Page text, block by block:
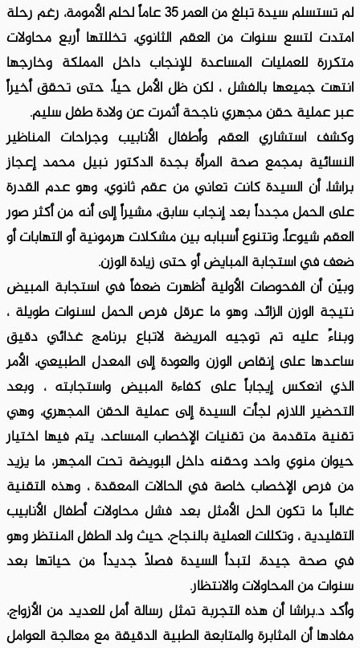
لم تستسلم سيدة تبلغ من العمر 35 عاماً لحلم الأمومة، رغم رحلة
امتدت لتسع سنوات من العقم الثانوي، تخللتها أربع محاولات
متكررة للعمليات المساعدة للإنجاب داخل المملكة وخارجها
انتهت جميعها بالفشل ، لكن ظل الأمل حياً، حتى تحقق أخيراً
عبر عملية حقن مجهري ناجحة أثمرت عن ولادة طفل سليم.
وكشف استشاري العقم وأطفال الأنابيب وجراحات المناظير
النسائية بمجمع صحة المرأة بجدة الدكتور نبيل محمد إعجاز
براشا، أن السيدة كانت تعاني من عقم ثانوي، وهو عدم القدرة
على الحمل مجدداً بعد إنجاب سابق، مشيراً إلى أنه من أكثر صور
العقم شيوعاً، وتتنوع أسبابه بين مشكلات هرمونية أو التهابات أو
ضعف في استجابة المبايض أو حتى زيادة الوزن.
وبيّن أن الفحوصات الأولية أظهرت ضعفاً في استجابة المبيض
نتيجة الوزن الزائد، وهو ما عرقل فرص الحمل لسنوات طويلة ،
وبناءً عليه تم توجيه المريضة لاتباع برنامج غذائي دقيق
ساعدها على إنقاص الوزن والعودة إلى المعدل الطبيعي، الأمر
الذي انعكس إيجاباً على كفاءة المبيض واستجابته ، وبعد
التحضير اللازم لجأت السيدة إلى عملية الحقن المجهري، وهي
تقنية متقدمة من تقنيات الإخصاب المساعد، يتم فيها اختيار
حيوان منوي واحد وحقنه داخل البويضة تحت المجهر، ما يزيد
من فرص الإخصاب خاصة في الحالات المعقدة ، وهذه التقنية
غالباً ما تكون الحل الأمثل بعد فشل محاولات أطفال الأنابيب
التقليدية ، وتكللت العملية بالنجاح، حيث ولد الطفل المنتظر وهو
في صحة جيدة، لتبدأ السيدة فصلاً جديداً من حياتها بعد
سنوات من المحاولات والانتظار.
وأكد د.براشا أن هذه التجربة تمثل رسالة أمل للعديد من الأزواج،
مفادها أن المثابرة والمتابعة الطبية الدقيقة مع معالجة العوامل